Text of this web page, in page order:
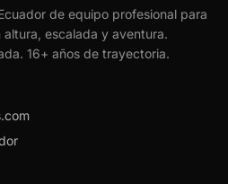
de equipo profesional para
escalada y aventura.
16+ años de trayectoria.